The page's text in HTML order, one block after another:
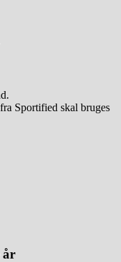
Sportified skal bruges
år